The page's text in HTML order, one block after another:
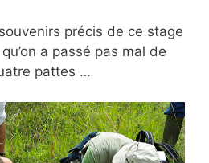
précis de ce stage
a passé pas mal de
pattes …